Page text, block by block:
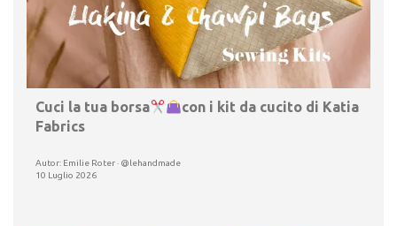
Cuci la tua borsa
con i kit da cucito di Katia
Fabrics
Autor: Emilie Roter · @lehandmade
10 Luglio 2026